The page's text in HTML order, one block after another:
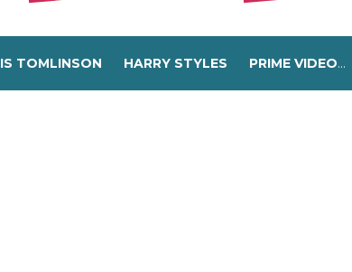
TOMLINSON HARRY STYLES PRIME VIDEO